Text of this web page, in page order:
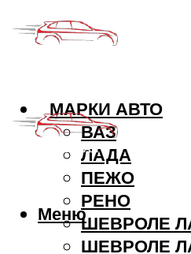
МАРКИ АВТО
ВАЗ
ЛАДА
ПЕЖО
РЕНО
ШЕВРОЛЕ
ШЕВРОЛЕ
Меню